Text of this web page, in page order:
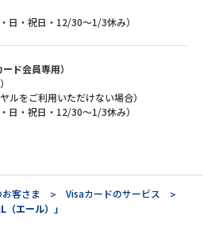
日・祝日・12/30～1/3休み）
ド会員専用）
をご利用いただけない場合）
日・祝日・12/30～1/3休み）
客さま
Visaカードのサービス
（エール）」